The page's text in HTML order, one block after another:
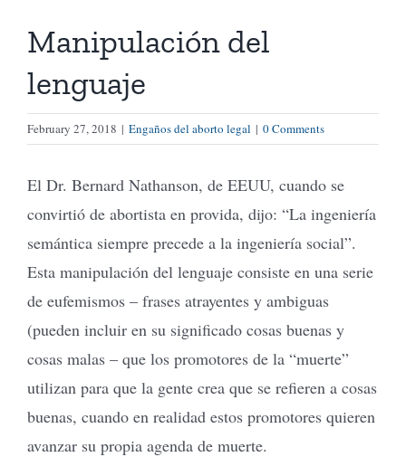
Boletín Electrónico
Media
Cómo Donar
Manipulación del
lenguaje
February 27, 2018 | Engaños del aborto legal | 0 Comments
El Dr. Bernard Nathanson, de EEUU, cuando se
convirtió de abortista en provida, dijo: “La ingeniería
semántica siempre precede a la ingeniería social”.
Esta manipulación del lenguaje consiste en una serie
de eufemismos – frases atrayentes y ambiguas
(pueden incluir en su significado cosas buenas y
cosas malas – que los promotores de la “muerte”
utilizan para que la gente crea que se refieren a cosas
buenas, cuando en realidad estos promotores quieren
avanzar su propia agenda de muerte.